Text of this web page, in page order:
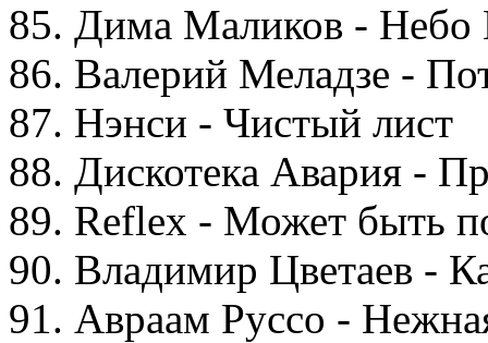
85. Дима Маликов - Небо
86. Валерий Меладзе -
87. Нэнси - Чистый лист
88. Дискотека Авария -
89. Reflex - Может быть
90. Владимир Цветаев -
91. Авраам Руссо -